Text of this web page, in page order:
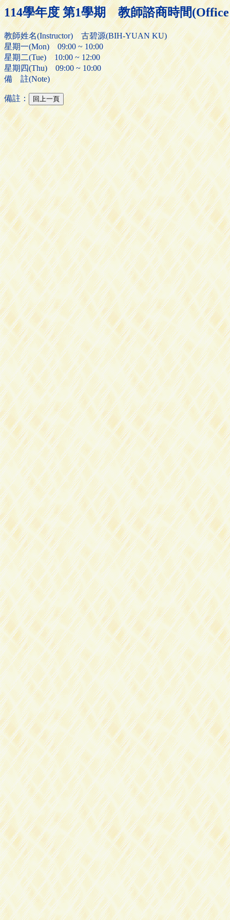
114學年度 第1學期 教師諮商時間
教師姓名(Instructor) 古碧源(BIH-YUAN KU)
星期一(Mon) 09:00 ~ 10:00
星期二(Tue) 10:00 ~ 12:00
星期四(Thu) 09:00 ~ 10:00
備 註(Note)
備註：